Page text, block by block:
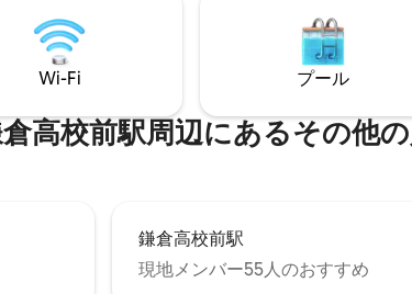
SUITE」は、下の階は２ベッドルーム、上
の階は広々したＬＤＫ、寝室にドレッサ
ーやシャワールームもあり、２グループ
でもプライバシーを守れます。 屋上テラ
スからは、360度の大空と材木座や由比ヶ
浜の美しいビーチが望めます。 大きなア
イランドキッチンは、デザインされた食
シェフなどオプションも充実していま
には紅葉、冬は星空と澄んだ空気の海。
台をコネ
大人４名
横幅は
のソファベッド 【遊び】 ・
めるボー
なで寝転
画鑑賞 ・
合わせて
転落防止
ナーガー
Wi-Fi プール
高校前駅⁠周⁠辺⁠に⁠あ⁠るそ⁠の⁠他⁠
鎌倉高校前駅
現地メンバー55人のおすすめ